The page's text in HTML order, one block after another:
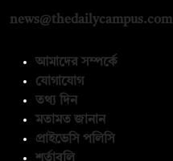
news@thedailycampus.com
আমাদের সম্পর্কে
যোগাযোগ
তথ্য দিন
মতামত জানান
প্রাইভেসি পলিসি